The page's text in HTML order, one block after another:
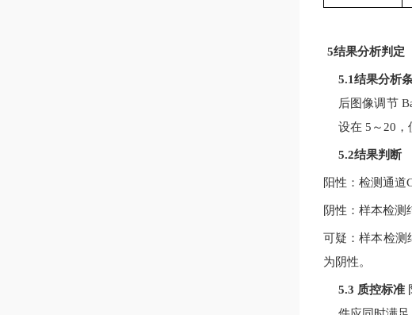
5结果分析判定
5.1结果分析
后图像调节
设在 5 ～ 20
5.2结果判断
阳性：检测通道
阴性：样本检测
可疑：样本检测
为阴性。
5.3 质控标准